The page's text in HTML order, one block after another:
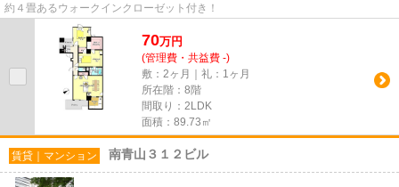
約４畳あるウォークインクローゼット付き！
70万円
(管理費・共益費 -)
敷：2ヶ月｜礼：1ヶ月
所在階：8階
間取り：2LDK
面積：89.73㎡
賃貸｜マンション 南青山３１２ビル